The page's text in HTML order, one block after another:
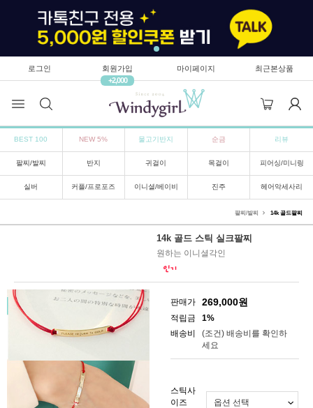
로그인
회원가입
+2,000
마이페이지 최근본상품
BEST 100 NEW 5% 물고기반지 순금 리뷰
팔찌/발찌 반지 귀걸이 목걸이 피어싱/미니링
실버 커플/프로포즈 이니셜/베이비 진주 헤어악세사리
팔찌/발찌 14k 골드팔찌
14k 골드 스틱 실크팔찌
원하는 이니셜각인
판매가 269,000원
적립금
1%
배송비
(조건) 배송비를 확인하
세요
스틱사
이즈